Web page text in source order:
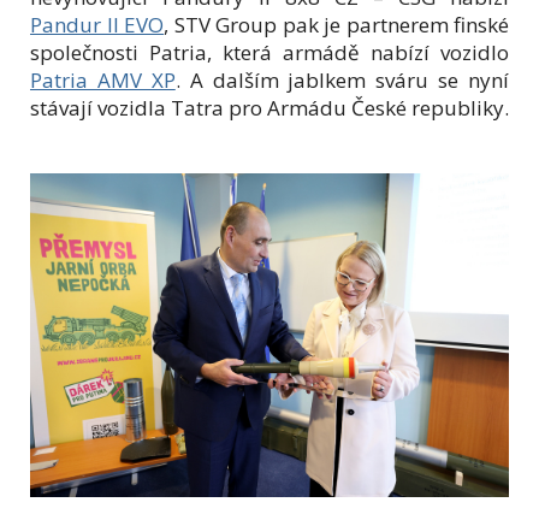
Pandur II EVO, STV Group pak je partnerem finské
společnosti Patria, která armádě nabízí vozidlo
Patria AMV XP. A dalším jablkem sváru se nyní
stávají vozidla Tatra pro Armádu České republiky.